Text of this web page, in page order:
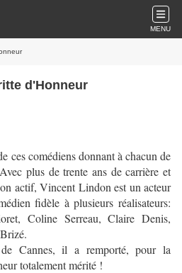
MENU
d'Honneur
ces comédiens donnant à chacun de
plus de trente ans de carrière et
actif, Vincent Lindon est un acteur
fidèle à plusieurs réalisateurs:
Coline Serreau, Claire Denis,
Cannes, il a remporté, pour la
totalement mérité !